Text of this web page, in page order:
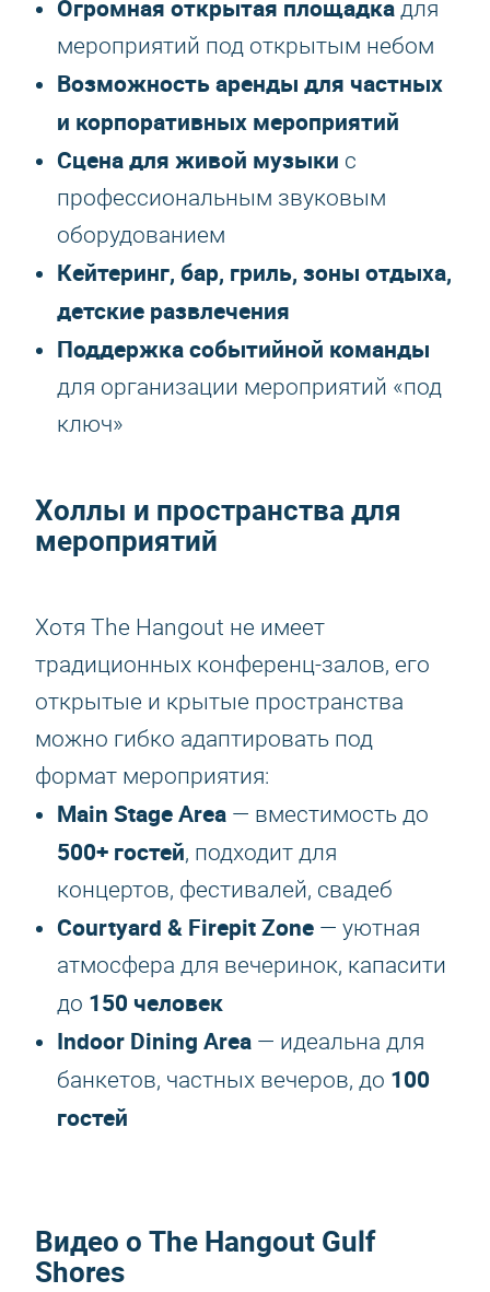
Огромная открытая площадка для
мероприятий под открытым небом
Возможность аренды для частных
и корпоративных мероприятий
Сцена для живой музыки с
профессиональным звуковым
оборудованием
Кейтеринг, бар, гриль, зоны отдыха,
детские развлечения
Поддержка событийной команды
для организации мероприятий «под
ключ»
Холлы и пространства для
мероприятий
Хотя The Hangout не имеет
традиционных конференц-залов, его
открытые и крытые пространства
можно гибко адаптировать под
формат мероприятия:
Main Stage Area — вместимость до
500+ гостей, подходит для
концертов, фестивалей, свадеб
Courtyard & Firepit Zone — уютная
атмосфера для вечеринок, капасити
до 150 человек
Indoor Dining Area — идеальна для
банкетов, частных вечеров, до 100
гостей
Видео о The Hangout Gulf
Shores